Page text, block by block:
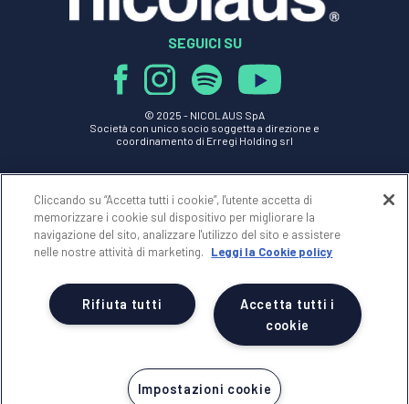
SEGUICI SU
© 2025 - NICOLAUS SpA
Società con unico socio soggetta a direzione e
coordinamento di Erregi Holding srl
P.IVA - C.F. 01517830749
REA 70077 - Reg.Impr. di BRINDISI n.01517830749
Cap.Soc. Euro 100.000,00 i.v.
NICOLAUS
AREA RISERVATA
Cliccando su “Accetta tutti i cookie”, l'utente accetta di
memorizzare i cookie sul dispositivo per migliorare la
navigazione del sito, analizzare l'utilizzo del sito e assistere
nelle nostre attività di marketing.
Leggi la Cookie policy
Accetta tutti i
cookie
Rifiuta tutti
Impostazioni cookie